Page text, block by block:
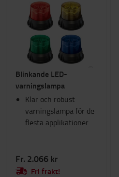
Blinkande LED-
varningslampa
Klar och robust
varningslampa för de
flesta applikationer
Fr. 2.066 kr
Fri frakt!